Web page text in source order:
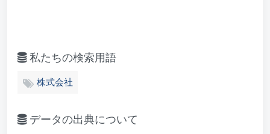
私たちの検索用語
株式会社
データの出典について